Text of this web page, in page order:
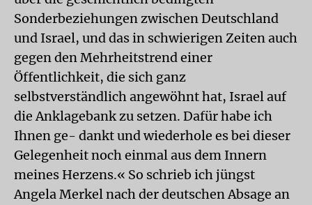
Sonderbeziehungen zwischen Deutschland
und Israel, und das in schwierigen Zeiten auch
gegen den Mehrheitstrend einer
Öffentlichkeit, die sich ganz
selbstverständlich angewöhnt hat, Israel auf
die Anklagebank zu setzen. Dafür habe ich
Ihnen ge- dankt und wiederhole es bei dieser
Gelegenheit noch einmal aus dem Innern
meines Herzens.« So schrieb ich jüngst
Angela Merkel nach der deutschen Absage an